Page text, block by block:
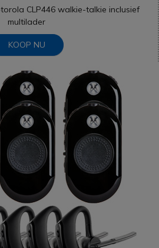
CLP446 walkie-talkie inclusief
multilader
KOOP NU